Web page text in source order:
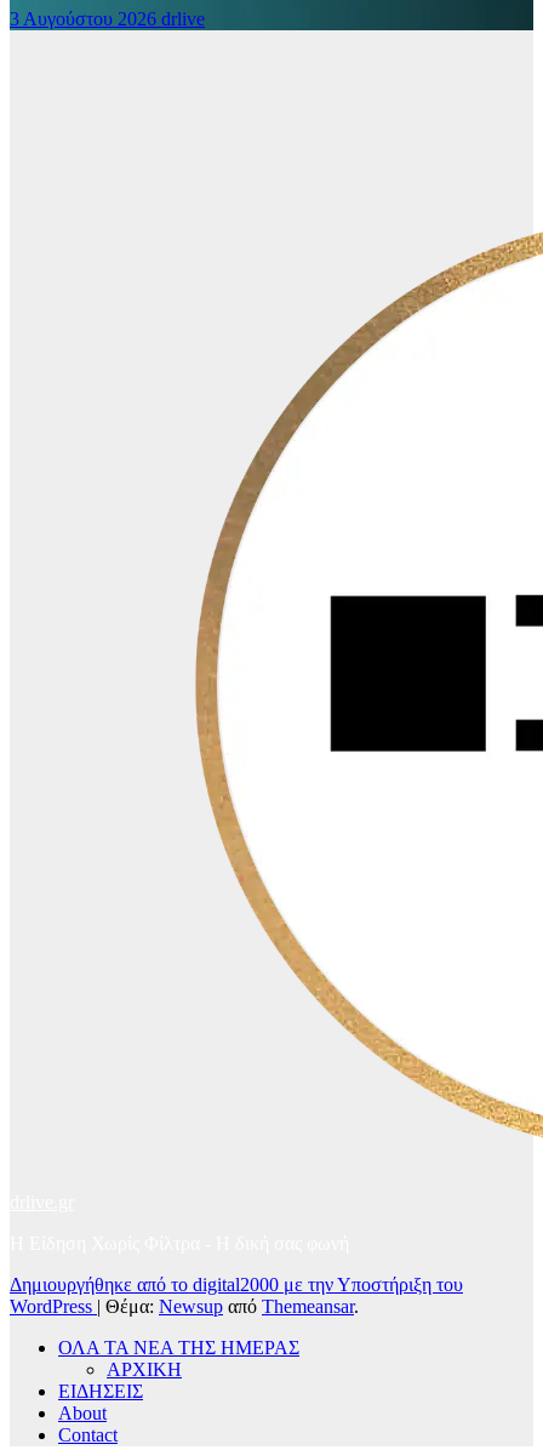
3 Αυγούστου 2026 drlive
Δημιουργήθηκε από το digital2000 με την Υποστήριξη του
WordPress | Θέμα: Newsup από Themeansar.
ΟΛΑ ΤΑ ΝΕΑ ΤΗΣ ΗΜΕΡΑΣ
ΑΡΧΙΚΗ
ΕΙΔΗΣΕΙΣ
About
Contact